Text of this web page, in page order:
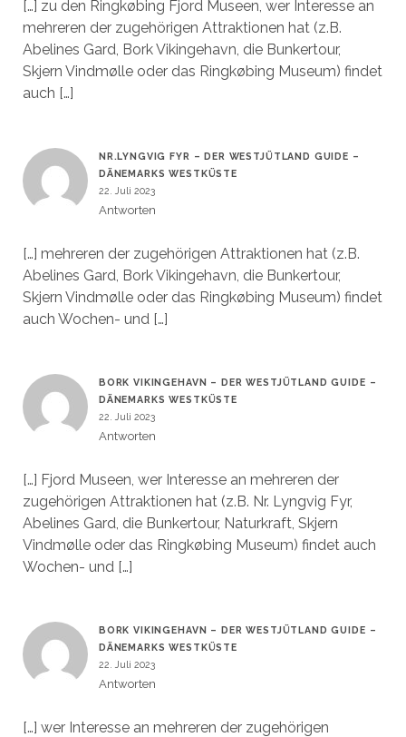
[…] zu den Ringkøbing Fjord Museen, wer Interesse an
mehreren der zugehörigen Attraktionen hat (z.B.
Abelines Gard, Bork Vikingehavn, die Bunkertour,
Skjern Vindmølle oder das Ringkøbing Museum) findet
auch […]
NR.LYNGVIG FYR – DER WESTJÜTLAND GUIDE –
DÄNEMARKS WESTKÜSTE
22. Juli 2023
Antworten
[…] mehreren der zugehörigen Attraktionen hat (z.B.
Abelines Gard, Bork Vikingehavn, die Bunkertour,
Skjern Vindmølle oder das Ringkøbing Museum) findet
auch Wochen- und […]
BORK VIKINGEHAVN – DER WESTJÜTLAND GUIDE –
DÄNEMARKS WESTKÜSTE
22. Juli 2023
Antworten
[…] Fjord Museen, wer Interesse an mehreren der
zugehörigen Attraktionen hat (z.B. Nr. Lyngvig Fyr,
Abelines Gard, die Bunkertour, Naturkraft, Skjern
Vindmølle oder das Ringkøbing Museum) findet auch
Wochen- und […]
BORK VIKINGEHAVN – DER WESTJÜTLAND GUIDE –
DÄNEMARKS WESTKÜSTE
22. Juli 2023
Antworten
[…] wer Interesse an mehreren der zugehörigen